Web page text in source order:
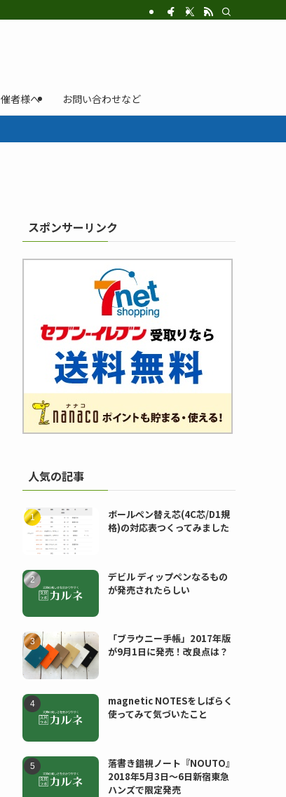
者様へ お問い合わせなど
スポンサーリンク
人気の記事
ボールペン替え芯(4C芯/D1規
格)の対応表つくってみました
デビル ディップペンなるもの
が発売されたらしい
「ブラウニー手帳」2017年版
が9月1日に発売！改良点は？
magnetic NOTESをしばらく
使ってみて気づいたこと
落書き錯視ノート『NOUTO』
2018年5月3日〜6日新宿東急
ハンズで限定発売